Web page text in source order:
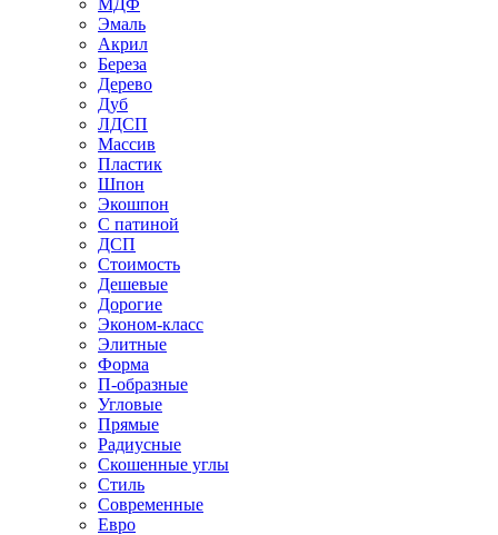
МДФ
Эмаль
Акрил
Береза
Дерево
Дуб
ЛДСП
Массив
Пластик
Шпон
Экошпон
С патиной
ДСП
Стоимость
Дешевые
Дорогие
Эконом-класс
Элитные
Форма
П-образные
Угловые
Прямые
Радиусные
Скошенные углы
Стиль
Современные
Евро